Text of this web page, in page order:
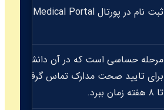
ثبت نام در پورتال Oman Medical Portal
مرحله حساسی است که در آن دانشگاه و
تا ۸ هفته زمان ببرد.